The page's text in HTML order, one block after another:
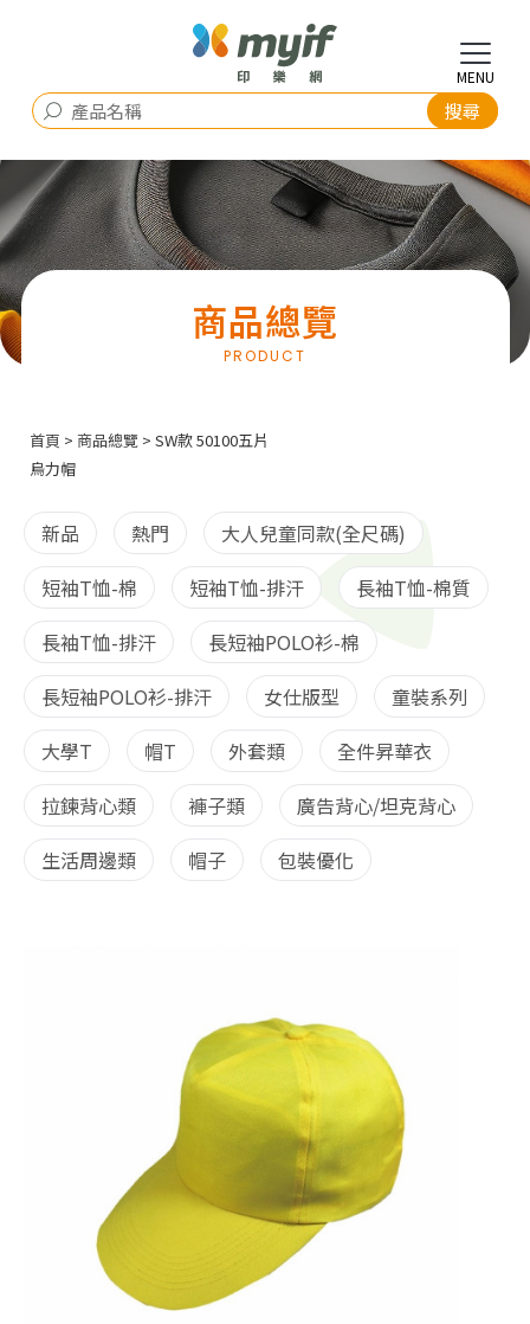
商品總覽
首頁 > 商品總覽 > SW款 50100五片
烏力帽
新品 熱門
大人兒童同款(全尺碼)
短袖T恤-棉
短袖T恤-排汗
長袖T恤-棉質
長袖T恤-排汗
長短袖POLO衫-棉
長短袖POLO衫-排汗
女仕版型
童裝系列
大學T
帽T 外套類
全件昇華衣
拉鍊背心類
褲子類
廣告背心/坦克背心
生活周邊類
帽子 包裝優化